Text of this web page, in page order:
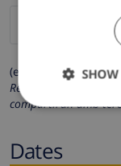
(els camps marcats
Respectem la teva
compartiran amb
Dates